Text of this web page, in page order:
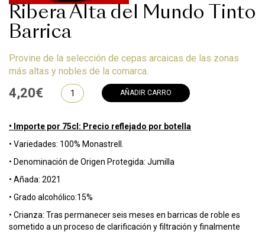
Ribera Alta del Mundo Tinto
Barrica
Provine de la selección de cepas arcaicas de las zonas
más altas y nobles de la comarca.
4,20€ AÑADIR CARRO
• Importe por 75cl: Precio reflejado por botella
• Variedades: 100% Monastrell.
• Denominación de Origen Protegida: Jumilla
• Añada: 2021
• Grado alcohólico:15%
• Crianza: Tras permanecer seis meses en barricas de roble es
sometido a un proceso de clarificación y filtración y finalmente